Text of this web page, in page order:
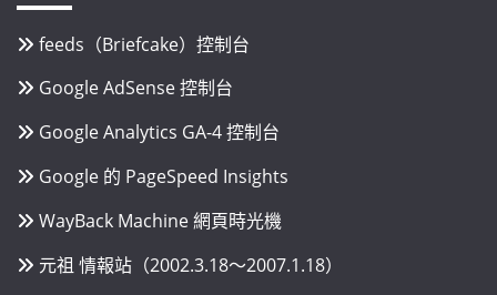
feeds（Briefcake）控制台
Google AdSense 控制台
Google Analytics GA-4 控制台
Google 的 PageSpeed Insights
WayBack Machine 網頁時光機
元祖 情報站（2002.3.18～2007.1.18）